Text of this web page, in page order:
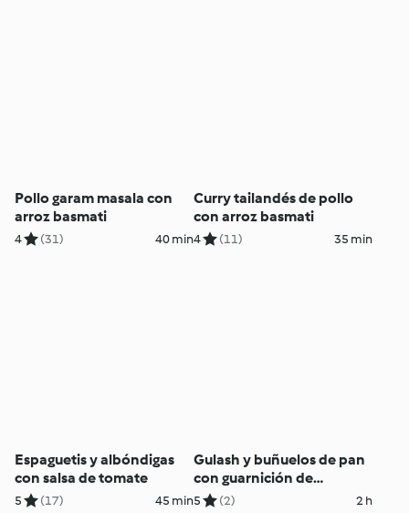
Pollo garam masala con
arroz basmati
4 (31) 40 min
Curry tailandés de pollo
con arroz basmati
4 (11) 35 min
Espaguetis y albóndigas
con salsa de tomate
5 (17) 45 min
Gulash y buñuelos de pan
con guarnición de
lombarda
5 (2) 2 h